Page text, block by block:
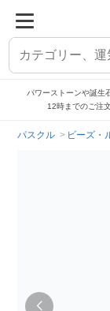
パワーストーンや誕生
12時までのご注
パスクル ビーズ・